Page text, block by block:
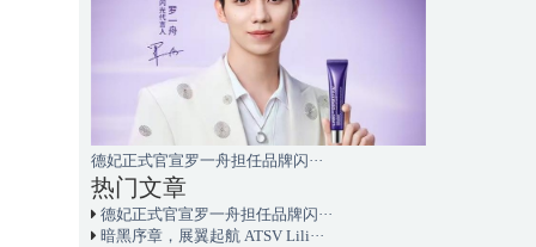
德妃正式官宣罗一舟担任品牌闪···
热门文章
德妃正式官宣罗一舟担任品牌闪···
暗黑序章，展翼起航 ATSV Lili···